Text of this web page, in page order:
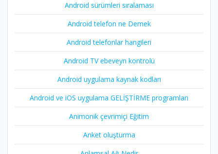
Android sürümleri sıralaması
Android telefon ne Demek
Android telefonlar hangileri
Android TV ebeveyn kontrolü
Android uygulama kaynak kodları
Android ve iOS uygulama GELİŞTİRME programları
Animonik çevrimiçi Eğitim
Anket oluşturma